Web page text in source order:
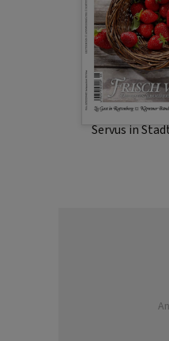
Servus in